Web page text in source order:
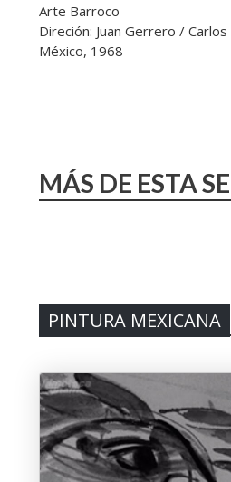
Arte Barroco
Direción: Juan Gerrero /
México, 1968
MÁS DE ESTA
PINTURA MEXICANA